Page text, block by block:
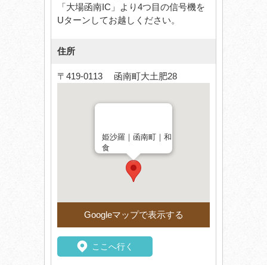
「大場函南IC」より4つ目の信号機を
Uターンしてお越しください。
住所
〒419-0113 函南町大土肥28
姫沙羅｜函南町｜和
食
Googleマップで表示する
ここへ行く